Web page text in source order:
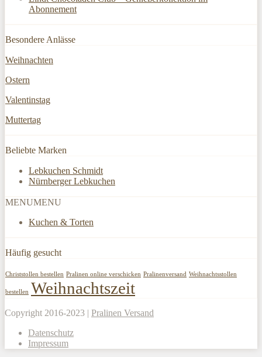
Abonnement
Besondere Anlässe
Weihnachten
Ostern
Valentinstag
Muttertag
Beliebte Marken
Lebkuchen Schmidt
Nürnberger Lebkuchen
MENUMENU
Kuchen & Torten
Häufig gesucht
Christstollen bestellen Pralinen online verschicken Pralinenversand Weihnachtsstollen
bestellen Weihnachtszeit
Copyright 2016-2023 | Pralinen Versand
Datenschutz
Impressum